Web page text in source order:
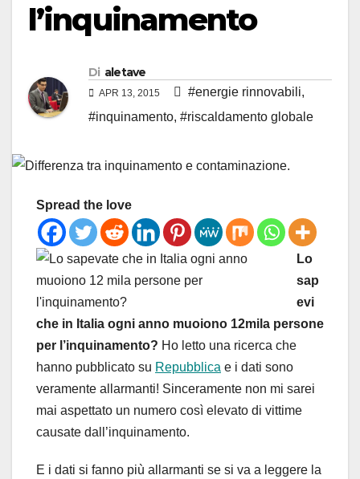
l’inquinamento
Di aletave
APR 13, 2015 #energie rinnovabili,
#inquinamento, #riscaldamento globale
Spread the love
Lo
sap
evi
che in Italia ogni anno muoiono 12mila persone
per l’inquinamento? Ho letto una ricerca che
hanno pubblicato su Repubblica e i dati sono
veramente allarmanti! Sinceramente non mi sarei
mai aspettato un numero così elevato di vittime
causate dall’inquinamento.
E i dati si fanno più allarmanti se si va a leggere la